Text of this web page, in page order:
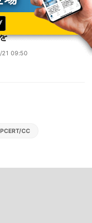
複数のセキュリ
21 09:50
CC